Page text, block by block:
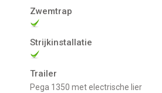
Zwemtrap
Strijkinstallatie
Trailer
Pega 1350 met electrische lier